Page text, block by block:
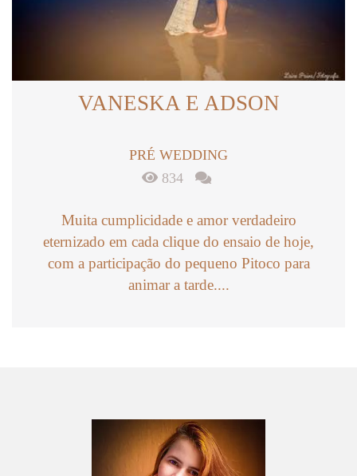
VANESKA E ADSON
PRÉ WEDDING
834
Muita cumplicidade e amor verdadeiro
eternizado em cada clique do ensaio de hoje,
com a participação do pequeno Pitoco para
animar a tarde....